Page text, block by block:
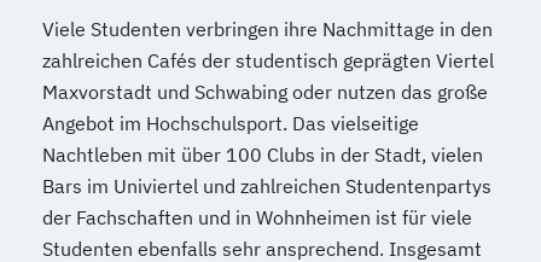
Viele Studenten verbringen ihre Nachmittage in den
zahlreichen Cafés der studentisch geprägten Viertel
Maxvorstadt und Schwabing oder nutzen das große
Angebot im Hochschulsport. Das vielseitige
Nachtleben mit über 100 Clubs in der Stadt, vielen
Bars im Univiertel und zahlreichen Studentenpartys
der Fachschaften und in Wohnheimen ist für viele
Studenten ebenfalls sehr ansprechend. Insgesamt